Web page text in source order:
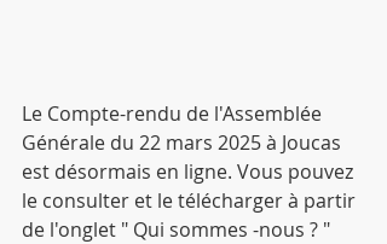
Le Compte-rendu de l'Assemblée
Générale du 22 mars 2025 à Joucas
est désormais en ligne. Vous pouvez
le consulter et le télécharger à partir
de l'onglet " Qui sommes -nous ? "